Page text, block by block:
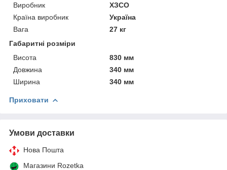
Виробник
ХЗСО
Країна виробник
Україна
Вага
27 кг
Габаритні розміри
Висота
830 мм
Довжина
340 мм
Ширина
340 мм
Приховати
Умови доставки
Нова Пошта
Магазини Rozetka